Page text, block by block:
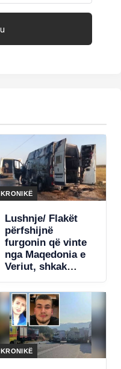
KRONIKË
Lushnje/ Flakët
përfshijnë
furgonin që vinte
nga Maqedonia e
Veriut, shkak
KRONIKË